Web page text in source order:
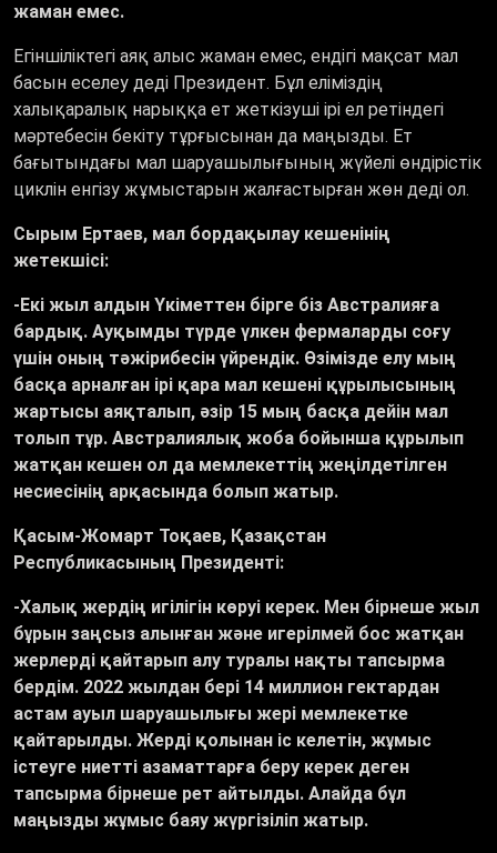
жаман емес.
Егіншіліктегі аяқ алыс жаман емес, ендігі мақсат мал
басын еселеу деді Президент. Бұл еліміздің
халықаралық нарыққа ет жеткізуші ірі ел ретіндегі
мәртебесін бекіту тұрғысынан да маңызды. Ет
бағытындағы мал шаруашылығының жүйелі өндірістік
циклін енгізу жұмыстарын жалғастырған жөн деді ол.
Сырым Ертаев, мал бордақылау кешенінің
жетекшісі:
-Екі жыл алдын Үкіметтен бірге біз Австралияға
бардық. Ауқымды түрде үлкен фермаларды соғу
үшін оның тәжірибесін үйрендік. Өзімізде елу мың
басқа арналған ірі қара мал кешені құрылысының
жартысы аяқталып, әзір 15 мың басқа дейін мал
толып тұр. Австралиялық жоба бойынша құрылып
жатқан кешен ол да мемлекеттің жеңілдетілген
несиесінің арқасында болып жатыр.
Қасым-Жомарт Тоқаев, Қазақстан
Республикасының Президенті:
-Халық жердің игілігін көруі керек. Мен бірнеше жыл
бұрын заңсыз алынған және игерілмей бос жатқан
жерлерді қайтарып алу туралы нақты тапсырма
бердім. 2022 жылдан бері 14 миллион гектардан
астам ауыл шаруашылығы жері мемлекетке
қайтарылды. Жерді қолынан іс келетін, жұмыс
істеуге ниетті азаматтарға беру керек деген
тапсырма бірнеше рет айтылды. Алайда бұл
маңызды жұмыс баяу жүргізіліп жатыр.